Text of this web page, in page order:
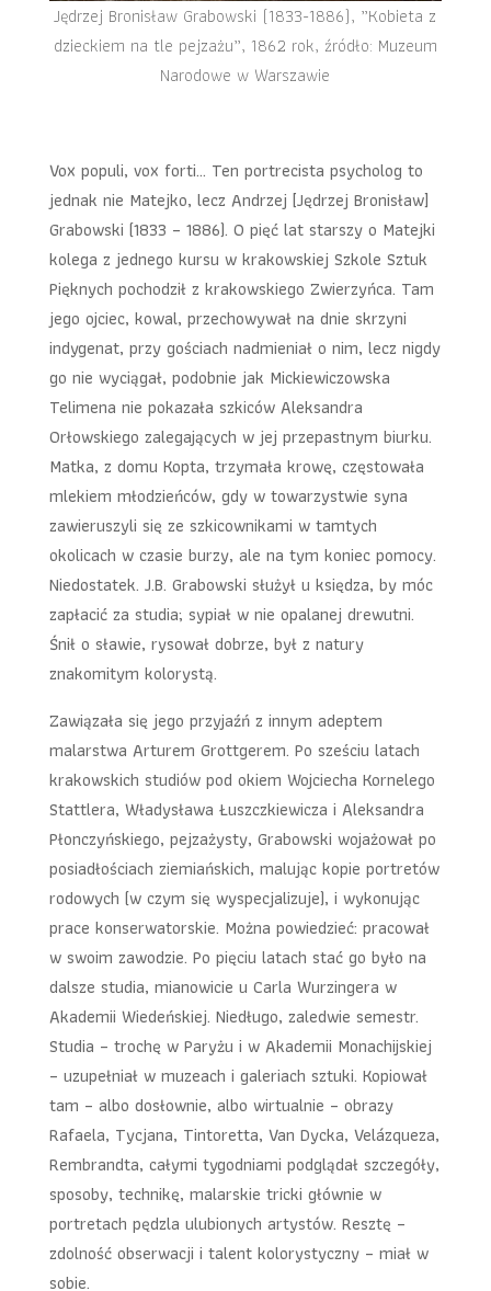
Jędrzej Bronisław Grabowski (1833-1886), „Kobieta z
dzieckiem na tle pejzażu”, 1862 rok, źródło: Muzeum
Narodowe w Warszawie
Vox populi, vox forti… Ten portrecista psycholog to
jednak nie Matejko, lecz Andrzej [Jędrzej Bronisław]
Grabowski (1833 – 1886). O pięć lat starszy o Matejki
kolega z jednego kursu w krakowskiej Szkole Sztuk
Pięknych pochodził z krakowskiego Zwierzyńca. Tam
jego ojciec, kowal, przechowywał na dnie skrzyni
indygenat, przy gościach nadmieniał o nim, lecz nigdy
go nie wyciągał, podobnie jak Mickiewiczowska
Telimena nie pokazała szkiców Aleksandra
Orłowskiego zalegających w jej przepastnym biurku.
Matka, z domu Kopta, trzymała krowę, częstowała
mlekiem młodzieńców, gdy w towarzystwie syna
zawieruszyli się ze szkicownikami w tamtych
okolicach w czasie burzy, ale na tym koniec pomocy.
Niedostatek. J.B. Grabowski służył u księdza, by móc
zapłacić za studia; sypiał w nie opalanej drewutni.
Śnił o sławie, rysował dobrze, był z natury
znakomitym kolorystą.
Zawiązała się jego przyjaźń z innym adeptem
malarstwa Arturem Grottgerem. Po sześciu latach
krakowskich studiów pod okiem Wojciecha Kornelego
Stattlera, Władysława Łuszczkiewicza i Aleksandra
Płonczyńskiego, pejzażysty, Grabowski wojażował po
posiadłościach ziemiańskich, malując kopie portretów
rodowych (w czym się wyspecjalizuje), i wykonując
prace konserwatorskie. Można powiedzieć: pracował
w swoim zawodzie. Po pięciu latach stać go było na
dalsze studia, mianowicie u Carla Wurzingera w
Akademii Wiedeńskiej. Niedługo, zaledwie semestr.
Studia – trochę w Paryżu i w Akademii Monachijskiej
– uzupełniał w muzeach i galeriach sztuki. Kopiował
tam – albo dosłownie, albo wirtualnie – obrazy
Rafaela, Tycjana, Tintoretta, Van Dycka, Velázqueza,
Rembrandta, całymi tygodniami podglądał szczegóły,
sposoby, technikę, malarskie tricki głównie w
portretach pędzla ulubionych artystów. Resztę –
zdolność obserwacji i talent kolorystyczny – miał w
sobie.